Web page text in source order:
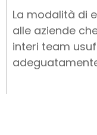
La modalità di
alle aziende
interi team